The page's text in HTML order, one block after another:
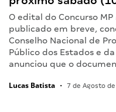
O edital do Concurso
publicado em breve,
Conselho Nacional de
Público dos Estados e
anunciou que o
Lucas Batista • 7 de Agosto